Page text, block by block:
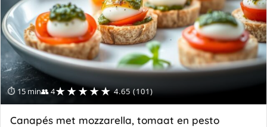
⏱ 15 min👥 4★★★★★ 4.65 (101)
Canapés met mozzarella, tomaat en pesto